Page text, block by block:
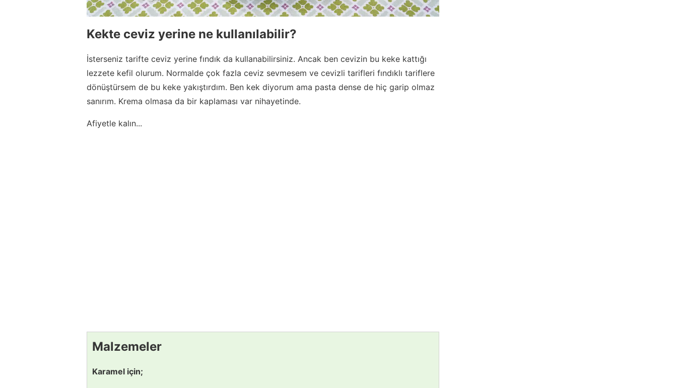
Kekte ceviz yerine ne kullanılabilir?
İsterseniz tarifte ceviz yerine fındık da kullanabilirsiniz. Ancak ben cevizin bu keke kattığı
lezzete kefil olurum. Normalde çok fazla ceviz sevmesem ve cevizli tarifleri fındıklı tariflere
dönüştürsem de bu keke yakıştırdım. Ben kek diyorum ama pasta dense de hiç garip olmaz
sanırım. Krema olmasa da bir kaplaması var nihayetinde.
Afiyetle kalın...
Malzemeler
Karamel için;